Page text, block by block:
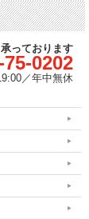
っております
75-0202
／年中無休